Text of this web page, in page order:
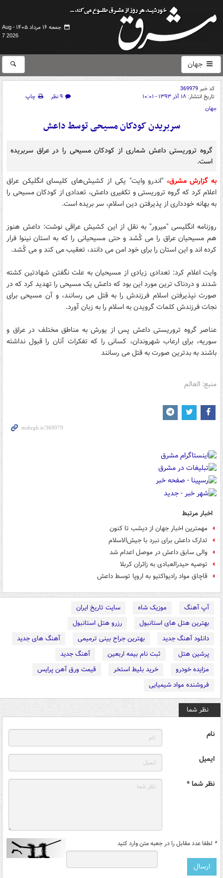
جمعه ۱۶ مرداد ۱۴۰۵ -
Aug
7 2026
جهان
کد خبر369979
تاریخ انتشار: ۱۸ آذر ۱۳۹۳ - ۱۰:۰۱ ۹ نظر
چاپ
جهان
سربریدن کودکان مسیحی توسط داعش
گروه تروریستی داعش شماری از کودکان مسیحی را در عراق سربریده
است.
به گزارش مشرق، "اندرو وایت" یکی از کشیش‌های کلیسای انگلیکن عراق
اعلام کرد که گروه تروریستی و تکفیری داعش، تعدادی از کودکان مسیحی را
به بهانه خودداری از پذیرفتن دین اسلام، سر بریده است.
روزنامه انگلیسی "میرور" به نقل از این کشیش عراقی نوشت: داعش هنوز
هم مسیحیان عراق را می کُشد و حتی مسیحیانی را که به استان نینوا فرار
کرده اند و این استان را برای خود امن می دانند، تعقیب می کند و می کُشد.
وایت اعلام کرد: تعدادی زیادی از مسیحیان به علت نگفتن شهادتین کشته
شدند و دردناک ترین مورد این بود که داعش یک مسیحی را تهدید کرد که در
صورت نپذیرفتن اسلام فرزندش را به قتل می رسانند، و آن مسیحی برای
نجات فرزندش کلمات گرویدن به اسلام را به زبان آورد.
عناصر گروه تروریستی داعش پس از یورش به مناطق مختلف در عراق و
سوریه، برای ارعاب شهروندان، کسانی را که تفکرات آنان را قبول نداشته
باشند به بدترین صورت به قتل می رسانند
منبع: العالم
اخبار مرتبط
مهمترین اخبار جهان از دیشب تا کنون
تدارک داعش برای نبرد با جیش‌الاسلام
والی سابق داعش در موصل اعدام شد
توصیه حیدرالعبادی به زائران کربلا
قاچاق مواد رادیواکتیو به اروپا توسط داعش
آپ آهنگ موزیک شاه
سایت تاریخ ایران
بهترین هتل های استانبول
رزرو هتل استانبول
دانلود آهنگ جدید
بهترین جراح بینی ترمیمی
آهنگ های جدید
پرشین هتل
ثبت نام بیمه اربعین
آهنگ جدید
مزایده خودرو
خرید بلیط استخر
قیمت ورق آهن پرایس
فروشنده مواد شیمیایی
نظر شما
نام
ایمیل
نظر شما *
* لطفا عدد مقابل را در جعبه متن وارد کنید